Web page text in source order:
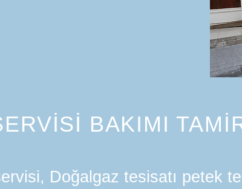
BAKIMI
Doğalgaz tesisatı petek